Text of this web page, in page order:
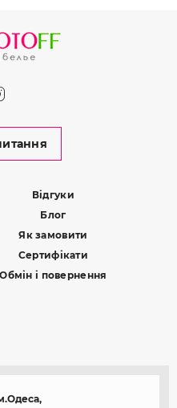
Відгуки
Блог
Як замовити
Сертифікати
Обмін і повернення